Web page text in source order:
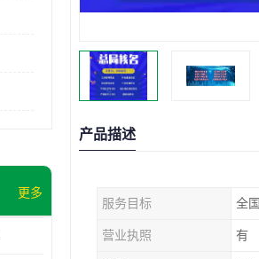
更多
产品描述
服务目标 全国
营业执照 有